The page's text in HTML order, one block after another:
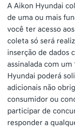
A Aikon Hyundai
de uma ou mais
você ter acesso
coleta só será
inserção de dados
assinalada com
Hyundai poderá
adicionais não
consumidor ou
participar de
responder a